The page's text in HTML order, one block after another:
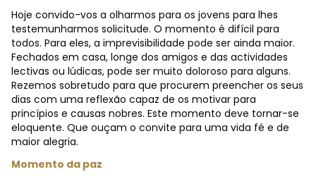
Hoje convido-vos a olharmos para os jovens para lhes
testemunharmos solicitude. O momento é difícil para
todos. Para eles, a imprevisibilidade pode ser ainda maior.
Fechados em casa, longe dos amigos e das actividades
lectivas ou lúdicas, pode ser muito doloroso para alguns.
Rezemos sobretudo para que procurem preencher os seus
dias com uma reflexão capaz de os motivar para
princípios e causas nobres. Este momento deve tornar-se
eloquente. Que ouçam o convite para uma vida fé e de
maior alegria.
Momento da paz